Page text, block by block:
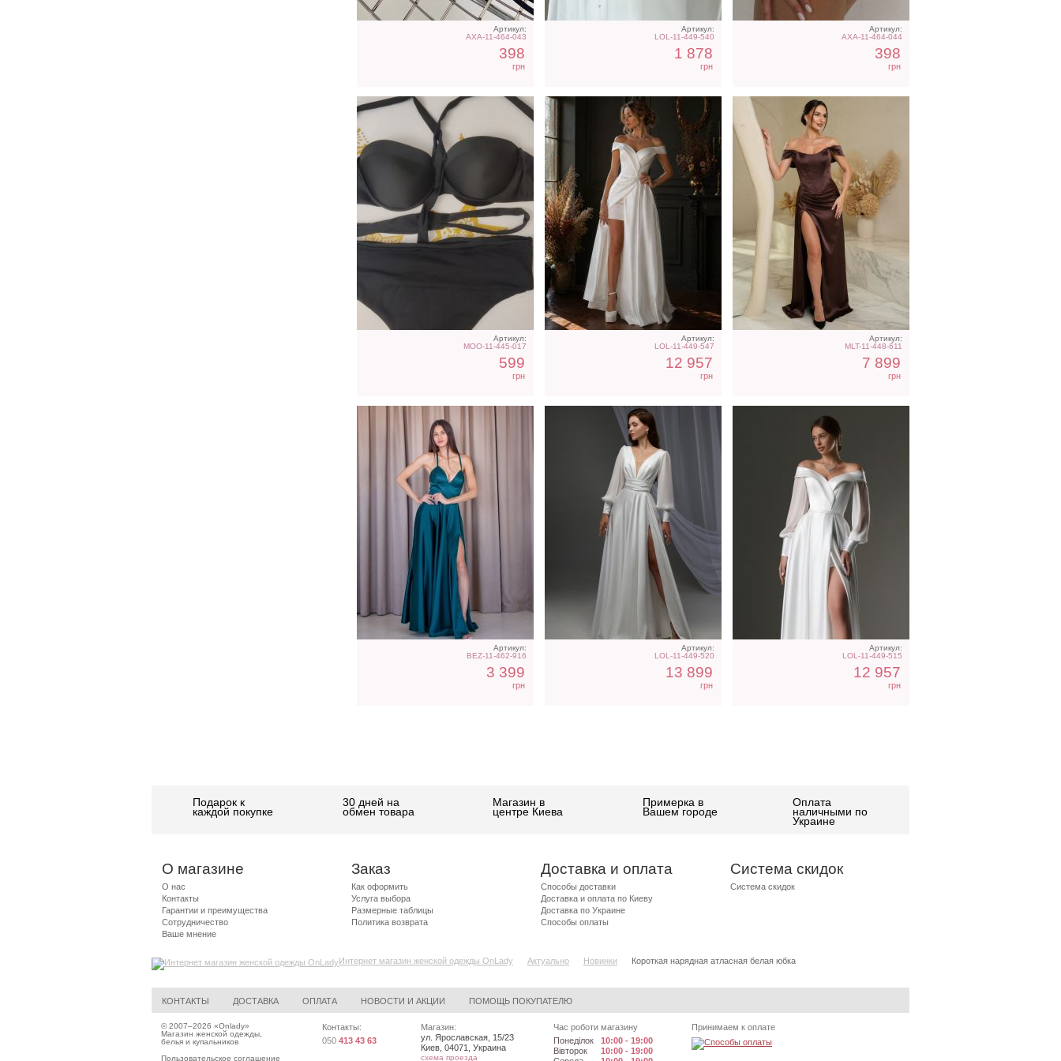
Артикул:
AXA-11-464-043
398
грн
Артикул:
LOL-11-449-540
1 878
грн
Артикул:
AXA-11-464-044
398
грн
Артикул:
MOO-11-445-017
599
грн
Артикул:
LOL-11-449-547
12 957
грн
Артикул:
MLT-11-448-611
7 899
грн
Артикул:
BEZ-11-462-916
3 399
грн
Свадебное белое длинное
атласное платье в пол c
рукавами
Артикул:
LOL-11-449-520
13 899
грн
Свадебное длинное
атласное платье с
корсетом и рукавом
Артикул:
LOL-11-449-515
12 957
грн
Подарок к
каждой покупке
30 дней на
обмен товара
Магазин в
центре Киева
Примерка в
Вашем городе
Оплата
наличными по
Украине
О магазине
О нас
Контакты
Гарантии и преимущества
Сотрудничество
Ваше мнение
Заказ
Как оформить
Услуга выбора
Размерные таблицы
Политика возврата
Доставка и оплата
Способы доставки
Доставка и оплата по Киеву
Доставка по Украине
Способы оплаты
Система скидок
Система скидок
Интернет магазин женской одежды OnLady Актуально Новинки Короткая нарядная атласная белая юбка
КОНТАКТЫ ДОСТАВКА ОПЛАТА НОВОСТИ И АКЦИИ ПОМОЩЬ ПОКУПАТЕЛЮ
© 2007–2026 «Onlady»
Магазин женской одежды,
белья и купальников
Пользовательское соглашение
Контакты:
050 413 43 63
Магазин:
ул. Ярославская, 15/23
Киев 04071 Украина
схема проезда
Час роботи магазину
Понеділок
10:00 - 19:00
Вівторок
10:00 - 19:00
Принимаем к оплате